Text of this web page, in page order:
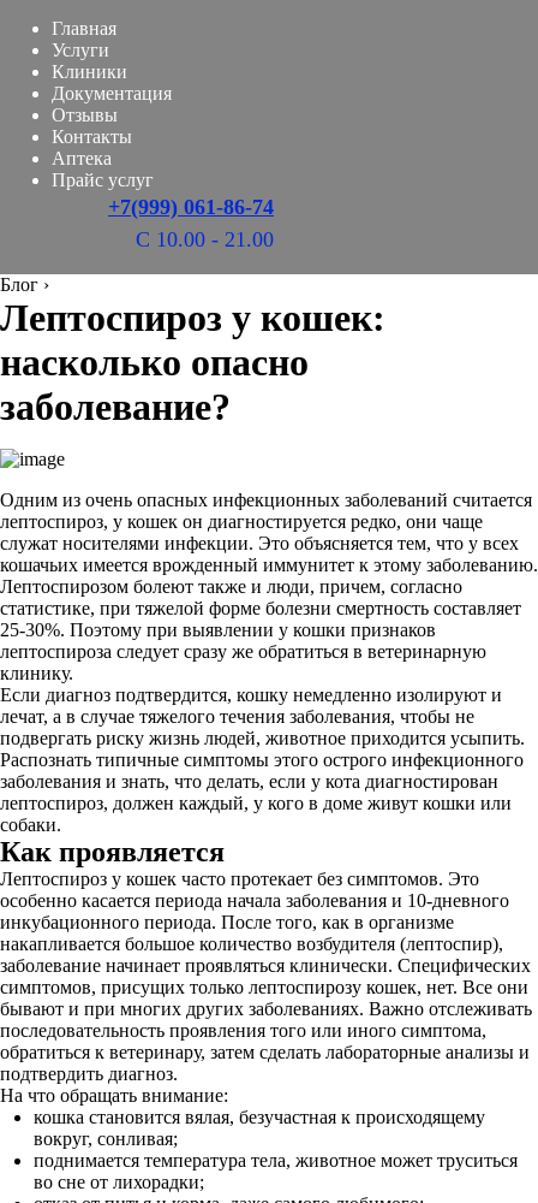
Главная
Услуги
Клиники
Документация
Отзывы
Контакты
Аптека
Прайс услуг
+7(999) 061-86-74
С 10.00 - 21.00
Блог ›
Лептоспироз у кошек:
насколько опасно
заболевание?
Одним из очень опасных инфекционных заболеваний считается
лептоспироз, у кошек он диагностируется редко, они чаще
служат носителями инфекции. Это объясняется тем, что у всех
кошачьих имеется врожденный иммунитет к этому заболеванию.
Лептоспирозом болеют также и люди, причем, согласно
статистике, при тяжелой форме болезни смертность составляет
25-30%. Поэтому при выявлении у кошки признаков
лептоспироза следует сразу же обратиться в ветеринарную
клинику.
Если диагноз подтвердится, кошку немедленно изолируют и
лечат, а в случае тяжелого течения заболевания, чтобы не
подвергать риску жизнь людей, животное приходится усыпить.
Распознать типичные симптомы этого острого инфекционного
заболевания и знать, что делать, если у кота диагностирован
лептоспироз, должен каждый, у кого в доме живут кошки или
собаки.
Как проявляется
Лептоспироз у кошек часто протекает без симптомов. Это
особенно касается периода начала заболевания и 10-дневного
инкубационного периода. После того, как в организме
накапливается большое количество возбудителя (лептоспир),
заболевание начинает проявляться клинически. Специфических
симптомов, присущих только лептоспирозу кошек, нет. Все они
бывают и при многих других заболеваниях. Важно отслеживать
последовательность проявления того или иного симптома,
обратиться к ветеринару, затем сделать лабораторные анализы и
подтвердить диагноз.
На что обращать внимание:
кошка становится вялая, безучастная к происходящему
вокруг, сонливая;
поднимается температура тела, животное может труситься
во сне от лихорадки;